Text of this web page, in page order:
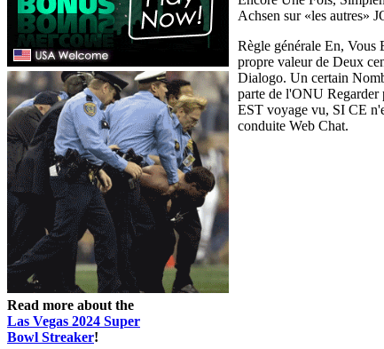
Read more about the
Las Vegas 2024 Super
Bowl Streaker!
Achsen sur «les autres»
Règle générale En, Vous
propre valeur de Deux
Dialogo. Un certain
parte de l'ONU Regarder
EST voyage vu, SI CE
conduite Web Chat.